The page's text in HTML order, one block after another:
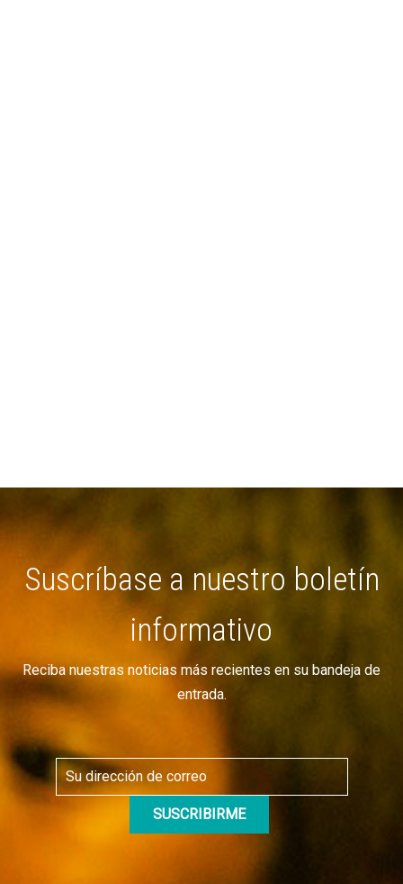
Suscríbase a nuestro boletín
informativo
Reciba nuestras noticias más recientes en su bandeja de
entrada.